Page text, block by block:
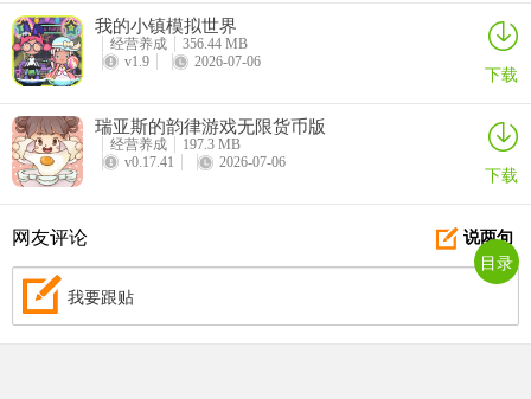
我的小镇模拟世界
经营养成
356.44 MB
v1.9
2026-07-06 下载
瑞亚斯的韵律游戏无限货币版
经营养成
197.3 MB
v0.17.41
2026-07-06 下载
说两句
网友评论
我要跟贴
目录